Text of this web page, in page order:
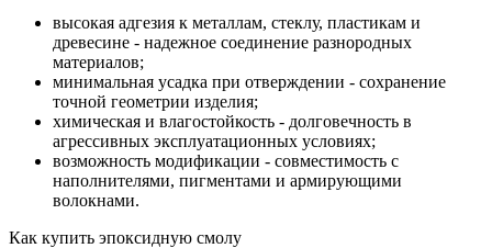
высокая адгезия к металлам, стеклу, пластикам и
древесине - надежное соединение разнородных
материалов;
минимальная усадка при отверждении - сохранение
точной геометрии изделия;
химическая и влагостойкость - долговечность в
агрессивных эксплуатационных условиях;
возможность модификации - совместимость с
наполнителями, пигментами и армирующими
волокнами.
Как купить эпоксидную смолу